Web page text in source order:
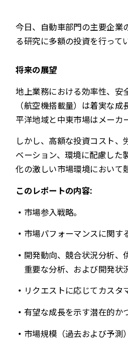
今日、自動車部門の主要企業
る研究に多額の投資を行って
将来の展望
地上業務における効率性、安
（航空機搭載量）は着実な
平洋地域と中東市場はメーカ
しかし、高額な投資コスト、
ベーション、環境に配慮した
化の激しい市場環境において
このレポートの内容:
市場参入戦略。
市場パフォーマンスに関す
開発動向、競合状況分析、
重要な分析、および開発状
リクエストに応じてカスタ
有望な成長を示す潜在的か
市場規模（過去および予測